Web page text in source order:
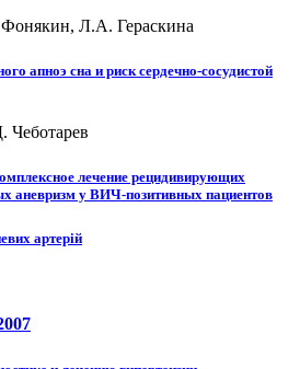
Л.А. Гераскина
апноэ сна и риск сердечно-сосудистой
лечение рецидивирующих
аневризм у ВИЧ-позитивных пациентов
артерій